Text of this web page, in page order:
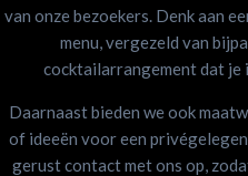
van onze bezoekers. Denk aan
menu, vergezeld van
cocktailarrangement dat je
Daarnaast bieden we ook
of ideeën voor een
gerust contact met ons op,